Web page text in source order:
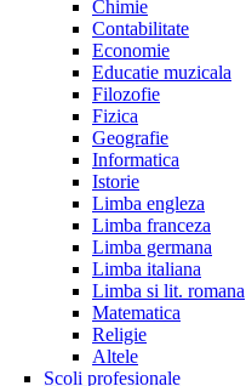
Chimie
Contabilitate
Economie
Educatie muzicala
Filozofie
Fizica
Geografie
Informatica
Istorie
Limba engleza
Limba franceza
Limba germana
Limba italiana
Limba si lit. romana
Matematica
Religie
Altele
Scoli profesionale